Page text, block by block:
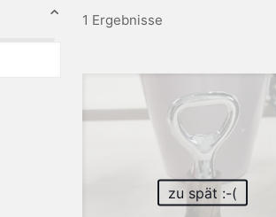
1 Ergebnisse
zu spät :-(